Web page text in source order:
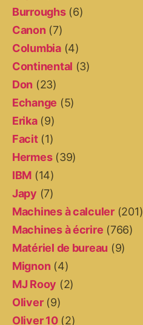
Burroughs(6)
Canon (7)
Columbia(4)
Continental (3)
Don (23)
Echange (5)
Erika(9)
Facit(1)
Hermes(39)
IBM (14)
Japy (7)
Machines à calculer(201)
Machines à écrire (766)
Matériel de bureau (9)
Mignon (4)
MJ Rooy (2)
Oliver(9)
Oliver 10(2)